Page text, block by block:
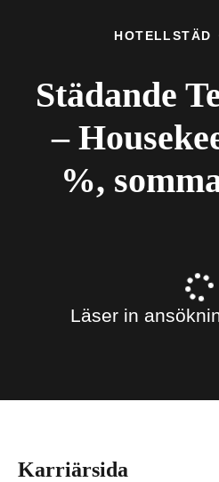
HOTELLSTÄD
Städande
–
%,
Läser in
Karriärsida